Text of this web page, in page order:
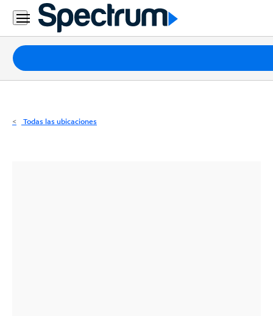
Residencial
Business
Paquetes
Internet
Todas las ubicaciones